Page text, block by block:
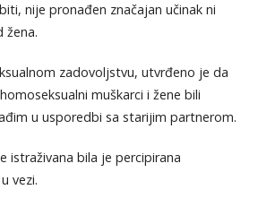
nije pronađen značajan učinak ni
žena.
zadovoljstvu, utvrđeno je da
muškarci i žene bili
u usporedbi sa starijim partnerom.
istraživana bila je percipirana
vezi.